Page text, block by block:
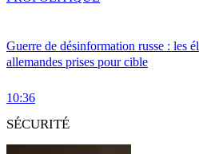
Guerre de désinformation russe : les
allemandes prises pour cible
10:36
SÉCURITÉ